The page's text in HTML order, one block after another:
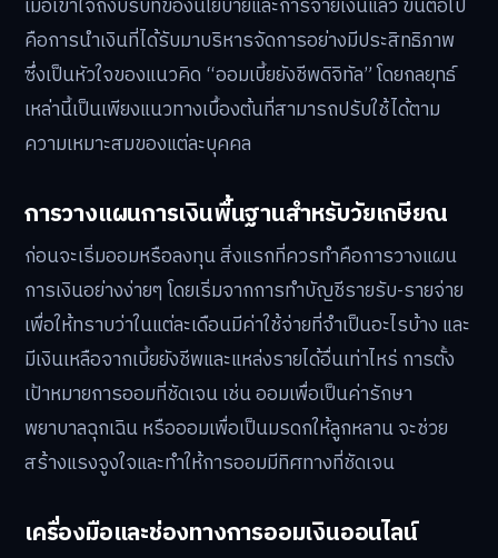
เมื่อเข้าใจถึงบริบทของนโยบายและการจ่ายเงินแล้ว ขั้นต่อไป
คือการนำเงินที่ได้รับมาบริหารจัดการอย่างมีประสิทธิภาพ
ซึ่งเป็นหัวใจของแนวคิด “ออมเบี้ยยังชีพดิจิทัล” โดยกลยุทธ์
เหล่านี้เป็นเพียงแนวทางเบื้องต้นที่สามารถปรับใช้ได้ตาม
ความเหมาะสมของแต่ละบุคคล
การวางแผนการเงินพื้นฐานสำหรับวัยเกษียณ
ก่อนจะเริ่มออมหรือลงทุน สิ่งแรกที่ควรทำคือการวางแผน
การเงินอย่างง่ายๆ โดยเริ่มจากการทำบัญชีรายรับ-รายจ่าย
เพื่อให้ทราบว่าในแต่ละเดือนมีค่าใช้จ่ายที่จำเป็นอะไรบ้าง และ
มีเงินเหลือจากเบี้ยยังชีพและแหล่งรายได้อื่นเท่าไหร่ การตั้ง
เป้าหมายการออมที่ชัดเจน เช่น ออมเพื่อเป็นค่ารักษา
พยาบาลฉุกเฉิน หรือออมเพื่อเป็นมรดกให้ลูกหลาน จะช่วย
สร้างแรงจูงใจและทำให้การออมมีทิศทางที่ชัดเจน
เครื่องมือและช่องทางการออมเงินออนไลน์